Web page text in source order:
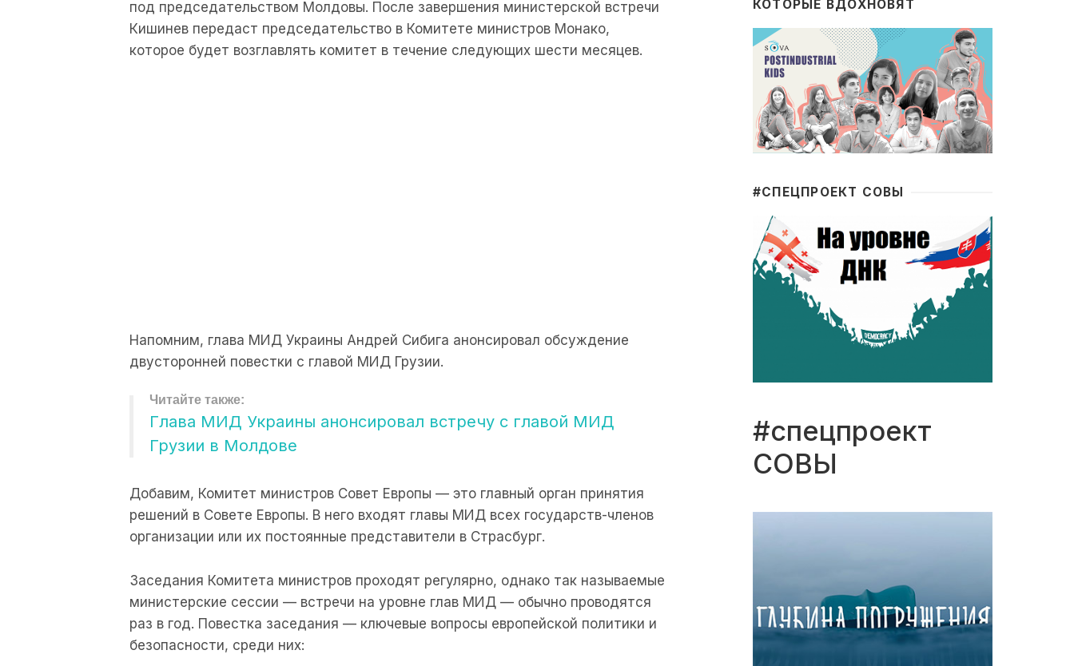
под председательством Молдовы. После завершения министерской встречи
Кишинев передаст председательство в Комитете министров Монако,
которое будет возглавлять комитет в течение следующих шести месяцев.
Напомним, глава МИД Украины Андрей Сибига анонсировал обсуждение
двусторонней повестки с главой МИД Грузии.
Глава МИД Украины анонсировал встречу с главой МИД
Грузии в Молдове
Добавим, Комитет министров Совет Европы — это главный орган принятия
решений в Совете Европы. В него входят главы МИД всех государств-членов
организации или их постоянные представители в Страсбург.
Заседания Комитета министров проходят регулярно, однако так называемые
министерские сессии — встречи на уровне глав МИД — обычно проводятся
раз в год. Повестка заседания — ключевые вопросы европейской политики и
безопасности, среди них:
КОТОРЫЕ ВДОХНОВЯТ
#CПЕЦПРОЕКТ СОВЫ
#спецпроект
СОВЫ